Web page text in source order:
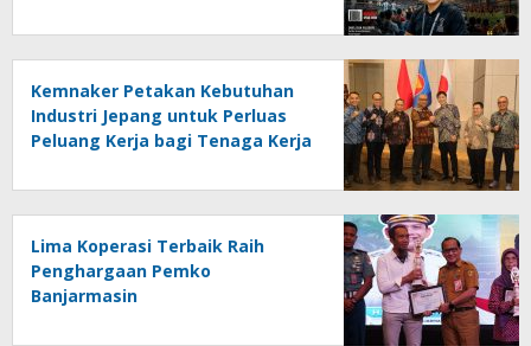
Kemnaker Petakan Kebutuhan
Industri Jepang untuk Perluas
Peluang Kerja bagi Tenaga Kerja
Lima Koperasi Terbaik Raih
Penghargaan Pemko
Banjarmasin